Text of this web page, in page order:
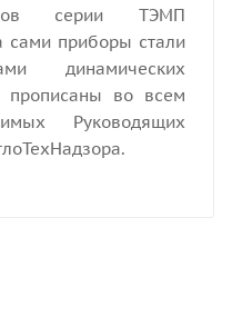
серии ТЭМП
сами приборы стали
динамических
прописаны во всем
Руководящих